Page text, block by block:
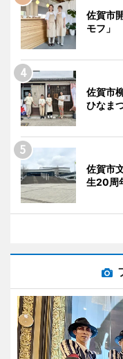
佐賀市
モフ」
佐賀市
ひなま
佐賀市
生20周